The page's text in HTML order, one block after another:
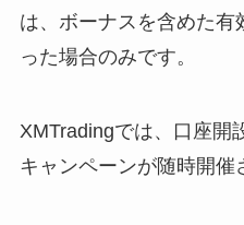
は、ボーナスを含めた有
った場合のみです。
XMTradingでは、口座開
キャンペーンが随時開催